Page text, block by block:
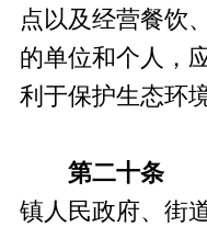
点以及经营餐饮
的单位和个人，
利于保护生态环
第二十条
镇人民政府、街